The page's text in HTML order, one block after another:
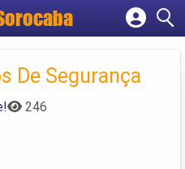
empresa
conta
De Segurança
246